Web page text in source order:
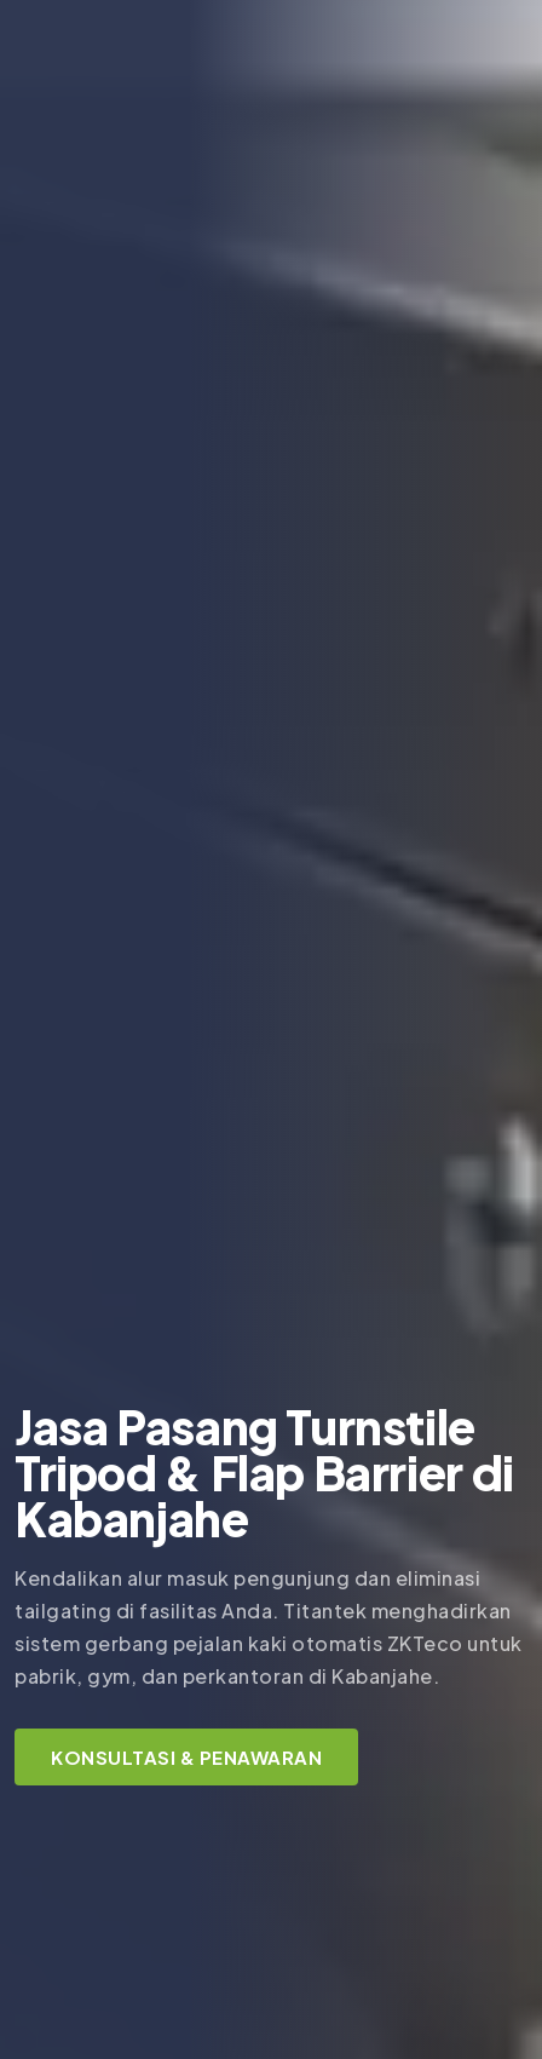
Jasa Pasang Turnstile
Tripod & Flap Barrier di
Kabanjahe
Kendalikan alur masuk pengunjung dan eliminasi
tailgating di fasilitas Anda. Titantek menghadirkan
sistem gerbang pejalan kaki otomatis ZKTeco untuk
pabrik, gym, dan perkantoran di Kabanjahe.
KONSULTASI & PENAWARAN